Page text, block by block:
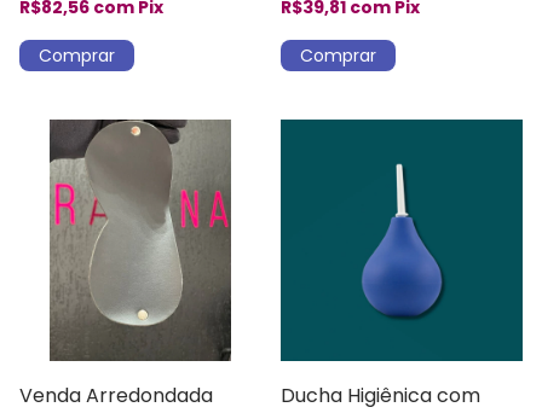
R$82,56 com Pix R$39,81 com Pix
Venda Arredondada
Ducha Higiênica com